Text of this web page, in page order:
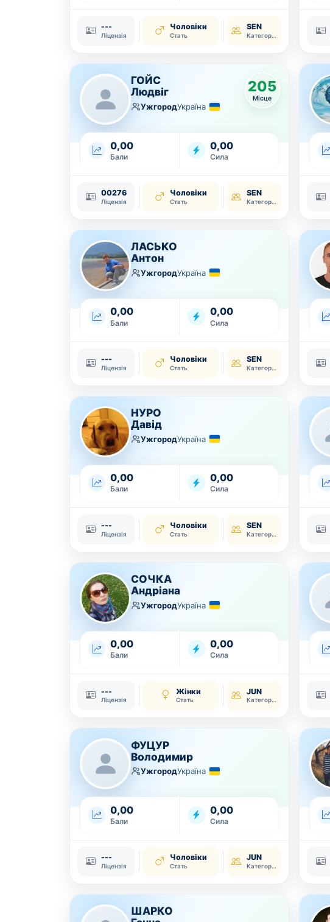
---
Ліцензія
Чоловіки
Стать
SEN
Категорія
ГОЙС
Людвіг
УжгородУкраїна
205
Місце
0,00
Бали
0,00
Сила
00276
Ліцензія
Чоловіки
Стать
SEN
Категорія
ЛАСЬКО
Антон
УжгородУкраїна
0,00
Бали
0,00
Сила
---
Ліцензія
Чоловіки
Стать
SEN
Категорія
НУРО
Давід
УжгородУкраїна
0,00
Бали
0,00
Сила
---
Ліцензія
Чоловіки
Стать
SEN
Категорія
СОЧКА
Андріана
УжгородУкраїна
0,00
Бали
0,00
Сила
---
Ліцензія
Жінки
Стать
JUN
Категорія
ФУЦУР
Володимир
УжгородУкраїна
0,00
Бали
0,00
Сила
---
Ліцензія
Чоловіки
Стать
JUN
Категорія
ШАРКО